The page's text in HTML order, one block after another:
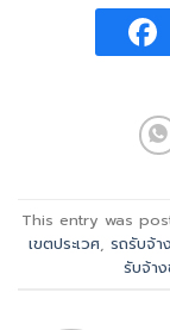
This entry was
เขตประเวศ รถรับจ้า
รับจ้า